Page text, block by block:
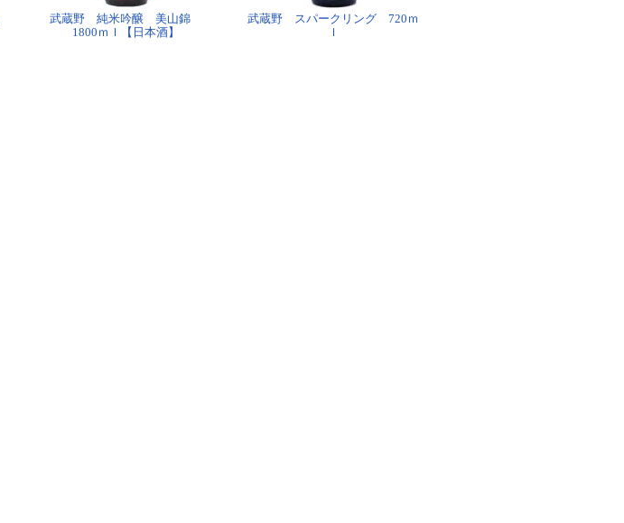
武蔵野 純米吟醸 美山錦
1800ｍｌ【日本酒】
武蔵野 スパークリング 720ｍ
ｌ